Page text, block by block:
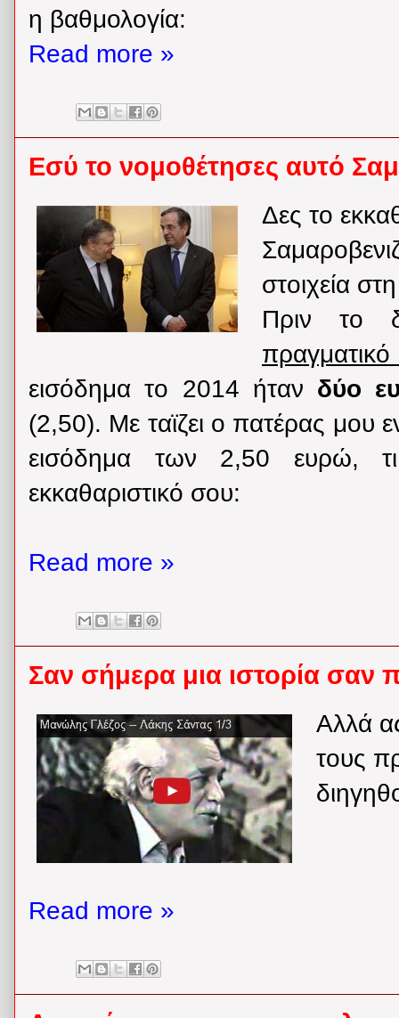
η βαθμολογία:
Read more »
Εσύ το νομοθέτησες αυτό
Δες το
στοιχεία
Πριν το
εισόδημα το 2014 ήταν δύο
(2,50). Με ταϊζει ο πατέρας μου
εισόδημα των 2,50 ευρώ,
εκκαθαριστικό σου:
Read more »
Σαν σήμερα μια ιστορία σαν
Αλλά
τους
Read more »